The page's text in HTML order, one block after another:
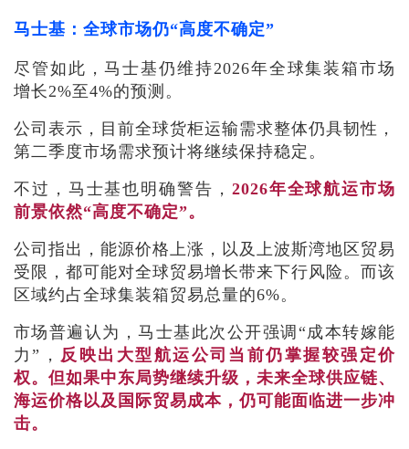
马士基：全球市场仍“高度不确定”
尽管如此，马士基仍维持2026年全球集装箱市场
增长2%至4%的预测。
公司表示，目前全球货柜运输需求整体仍具韧性，
第二季度市场需求预计将继续保持稳定。
不过，马士基也明确警告， 2026年全球航运市场
前景依然“高度不确定”。
公司指出，能源价格上涨，以及上波斯湾地区贸易
受限，都可能对全球贸易增长带来下行风险。而该
区域约占全球集装箱贸易总量的6%。
市场普遍认为，马士基此次公开强调“成本转嫁能
力”， 反映出大型航运公司当前仍掌握较强定价
权。但如果中东局势继续升级，未来全球供应链、
海运价格以及国际贸易成本，仍可能面临进一步冲
击。